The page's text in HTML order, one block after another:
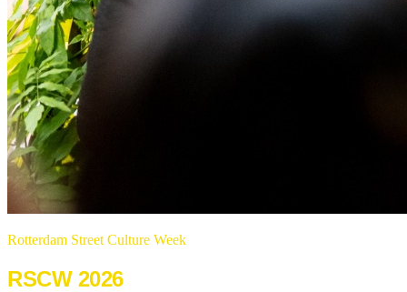
Rotterdam Street Culture Week
RSCW 2026